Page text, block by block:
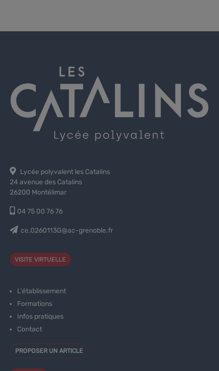
Lycée polyvalent les Catalins
24 avenue des Catalins
26200 Montélimar
04 75 00 76 76
ce.0260113G@ac-grenoble.fr
VISITE VIRTUELLE
L'établissement
Formations
Infos pratiques
Contact
PROPOSER UN ARTICLE